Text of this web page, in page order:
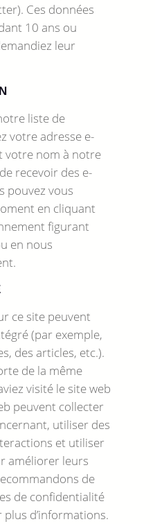
Ces données
10 ans ou
leur
liste de
votre adresse e-
votre nom à notre
recevoir des e-
pouvez vous
en cliquant
figurant
en nous
ce site peuvent
(par exemple,
des articles, etc.).
de la même
visité le site web
peuvent collecter
utiliser des
et utiliser
améliorer leurs
de
de confidentialité
d’informations.